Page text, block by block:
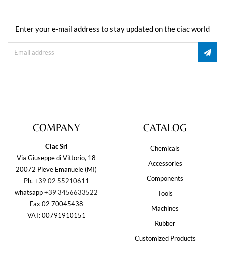
Enter your e-mail address to stay updated on the ciac world
COMPANY
Ciac Srl
Via Giuseppe di Vittorio, 18
20072 Pieve Emanuele (MI)
Ph. +39 02 55210611
whatsapp+39 3456633522
Fax 02 70045438
VAT: 00791910151
CATALOG
Chemicals
Accessories
Components
Tools
Machines
Rubber
Customized Products